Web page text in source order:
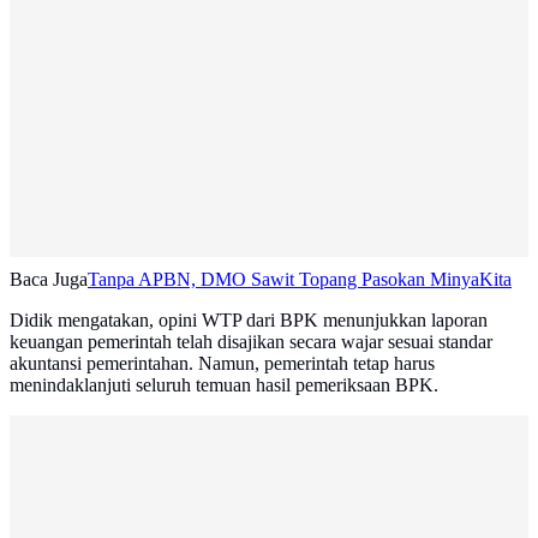
Baca JugaTanpa APBN, DMO Sawit Topang Pasokan MinyaKita
Didik mengatakan, opini WTP dari BPK menunjukkan laporan
keuangan pemerintah telah disajikan secara wajar sesuai standar
akuntansi pemerintahan. Namun, pemerintah tetap harus
menindaklanjuti seluruh temuan hasil pemeriksaan BPK.